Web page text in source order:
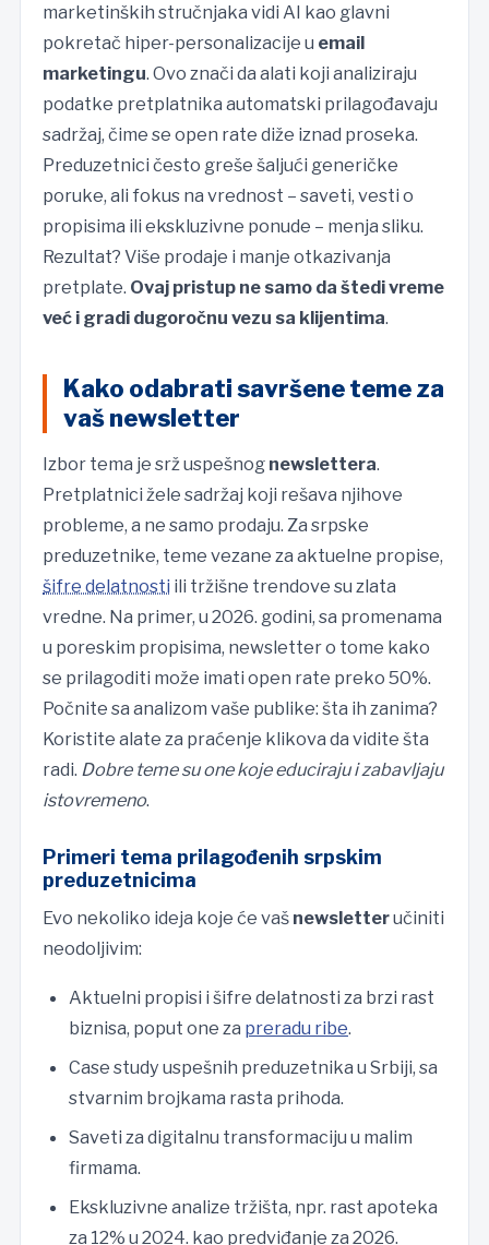
marketinških stručnjaka vidi AI kao glavni
pokretač hiper-personalizacije u email
marketingu. Ovo znači da alati koji analiziraju
podatke pretplatnika automatski prilagođavaju
sadržaj, čime se open rate diže iznad proseka.
Preduzetnici često greše šaljući generičke
poruke, ali fokus na vrednost – saveti, vesti o
propisima ili ekskluzivne ponude – menja sliku.
Rezultat? Više prodaje i manje otkazivanja
pretplate. Ovaj pristup ne samo da štedi vreme
već i gradi dugoročnu vezu sa klijentima.
Kako odabrati savršene teme za
vaš newsletter
Izbor tema je srž uspešnog newslettera.
Pretplatnici žele sadržaj koji rešava njihove
probleme, a ne samo prodaju. Za srpske
preduzetnike, teme vezane za aktuelne propise,
šifre delatnosti ili tržišne trendove su zlata
vredne. Na primer, u 2026. godini, sa promenama
u poreskim propisima, newsletter o tome kako
se prilagoditi može imati open rate preko 50%.
Počnite sa analizom vaše publike: šta ih zanima?
Koristite alate za praćenje klikova da vidite šta
radi. Dobre teme su one koje educiraju i zabavljaju
istovremeno.
Primeri tema prilagođenih srpskim
preduzetnicima
Evo nekoliko ideja koje će vaš newsletteručiniti
neodoljivim:
Aktuelni propisi i šifre delatnosti za brzi rast
biznisa, poput one za preradu ribe.
Case study uspešnih preduzetnika u Srbiji, sa
stvarnim brojkama rasta prihoda.
Saveti za digitalnu transformaciju u malim
firmama.
Ekskluzivne analize tržišta, npr. rast apoteka
za 12% u 2024. kao predviđanje za 2026.